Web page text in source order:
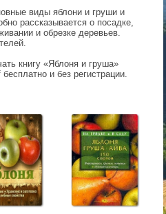
виды яблони и груши и
рассказывается о посадке,
и обрезке деревьев.
книгу «Яблоня и груша»
и без регистрации.